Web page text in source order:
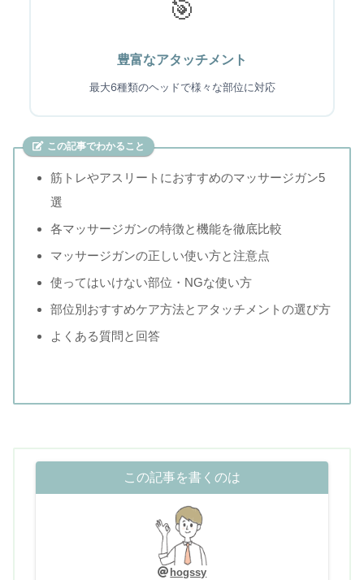
🎯
豊富なアタッチメント
最大6種類のヘッドで様々な部位に対応
この記事でわかること
筋トレやアスリートにおすすめのマッサージガン5
選
各マッサージガンの特徴と機能を徹底比較
マッサージガンの正しい使い方と注意点
使ってはいけない部位・NGな使い方
部位別おすすめケア方法とアタッチメントの選び方
よくある質問と回答
この記事を書くのは
hogssy